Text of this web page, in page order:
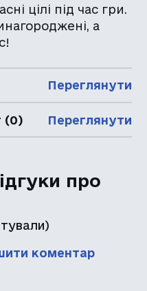
цілі під час гри.
а
Переглянути
(0) Переглянути
про
коментар